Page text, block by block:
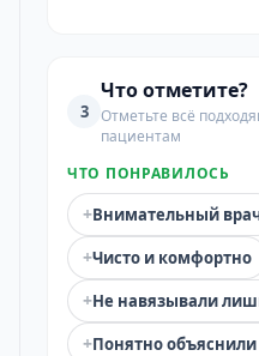
3
Что отметите?
Отметьте всё
пациентам
ЧТО ПОНРАВИЛОСЬ
+Внимательный
+Чисто и комфортно
+Не навязывали
+Понятно объяснили